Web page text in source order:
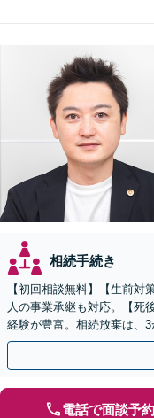
相続手続き
【初回相談無料】【生前
人の事業承継も対応。【死
経験が豊富。相続放棄は、
相談ください。【オンライ
電話で面談予約